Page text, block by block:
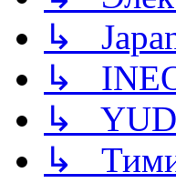
↳
↳
↳
↳